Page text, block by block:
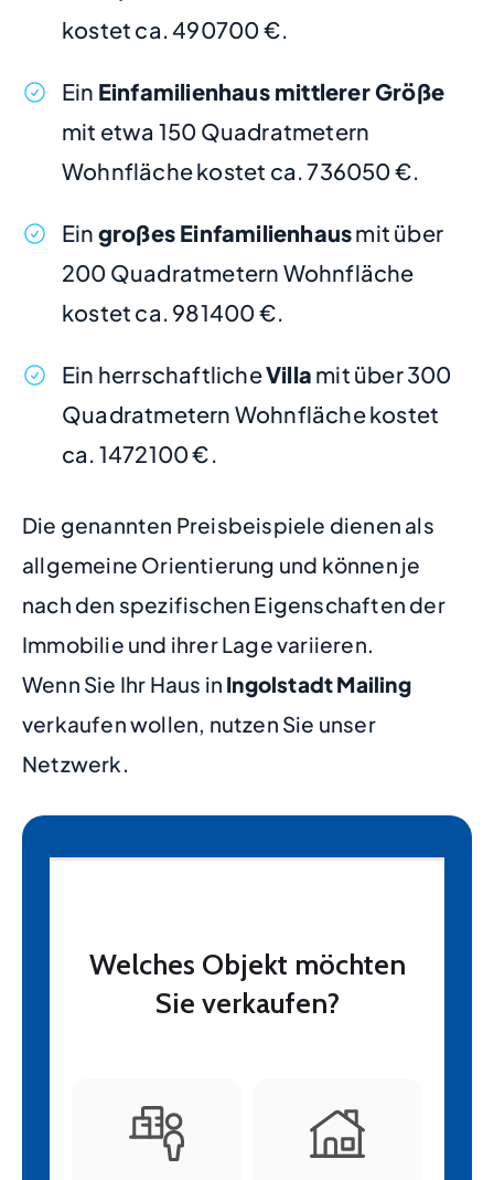
kostet ca. 490700 €.
Ein Einfamilienhaus mittlerer Größe
mit etwa 150 Quadratmetern
Wohnfläche kostet ca. 736050 €.
Ein großes Einfamilienhausmit über
200 Quadratmetern Wohnfläche
kostet ca. 981400 €.
Ein herrschaftlicheVilla mit über 300
Quadratmetern Wohnfläche kostet
ca. 1472100 €.
Die genannten Preisbeispiele dienen als
allgemeine Orientierung und können je
nach den spezifischen Eigenschaften der
Immobilie und ihrer Lage variieren.
Wenn Sie Ihr Haus in Ingolstadt Mailing
verkaufen wollen, nutzen Sie unser
Netzwerk.